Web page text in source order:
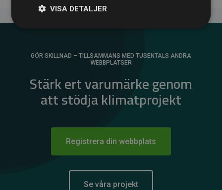
GÖR SKILLNAD – TILLSAMMANS MED TUSENTALS ANDRA
WEBBPLATSER
Stärk ert varumärke genom
att stödja klimatprojekt
Registrera din webbplats
Se våra projekt
VISA DETALJER